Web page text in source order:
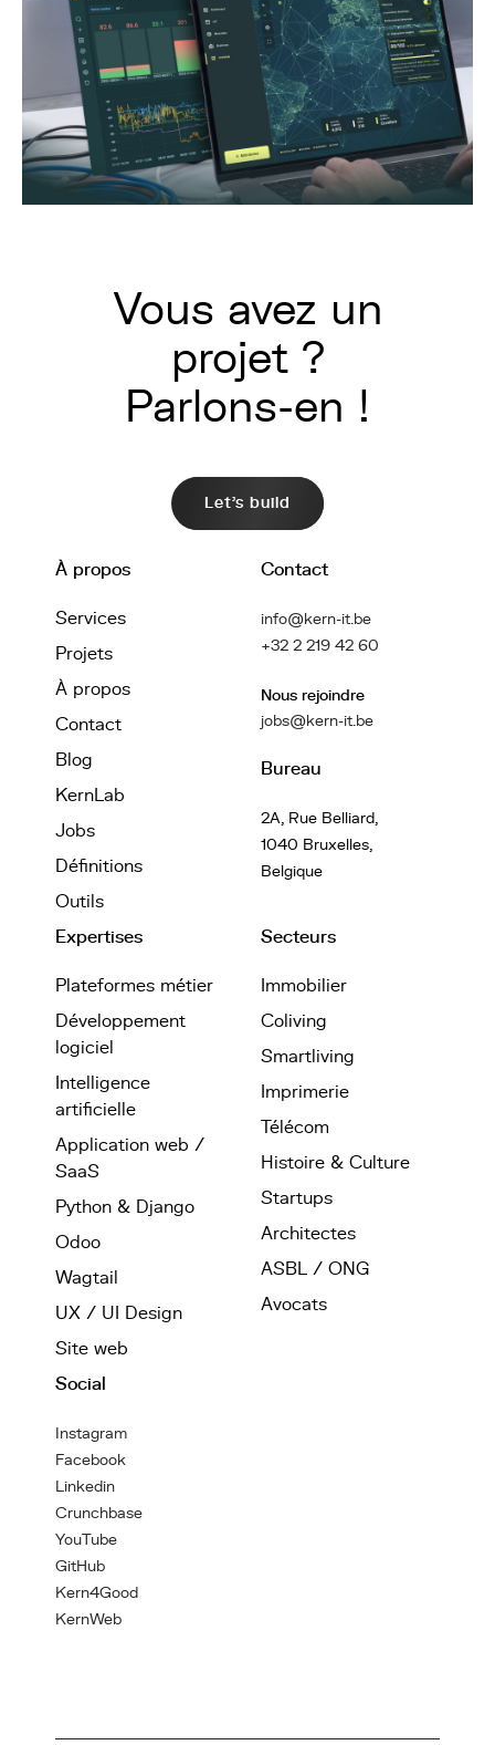
Vous avez un
projet ?
Parlons-en !
Let's build
À propos
Services
Projets
À propos
Contact
Blog
KernLab
Jobs
Définitions
Outils
Contact
info@kern-it.be
+32 2 219 42 60
Nous rejoindre
jobs@kern-it.be
Bureau
2A, Rue Belliard,
1040 Bruxelles,
Belgique
Expertises
Plateformes métier
Développement
logiciel
Intelligence
artificielle
Application web /
SaaS
Python & Django
Odoo
Wagtail
UX / UI Design
Site web
Secteurs
Immobilier
Coliving
Smartliving
Imprimerie
Télécom
Histoire & Culture
Startups
Architectes
ASBL / ONG
Avocats
Social
Instagram
Facebook
Linkedin
Crunchbase
YouTube
GitHub
Kern4Good
KernWeb